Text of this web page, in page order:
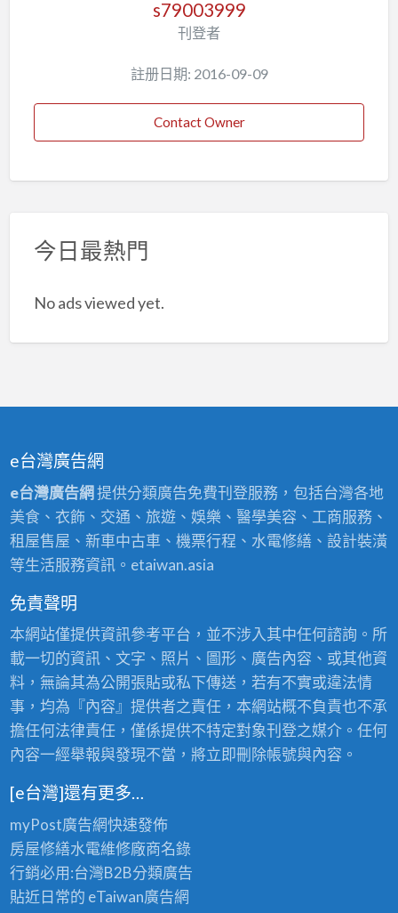
s79003999
刊登者
註册日期: 2016-09-09
Contact Owner
今日最熱門
No ads viewed yet.
e台灣廣告網
e台灣廣告網提供分類廣告免費刊登服務，包括台灣各地
美食、衣飾、交通、旅遊、娛樂、醫學美容、工商服務、
租屋售屋、新車中古車、機票行程、水電修繕、設計裝潢
等生活服務資訊。etaiwan.asia
免責聲明
本網站僅提供資訊參考平台，並不涉入其中任何諮詢。所
載一切的資訊、文字、照片、圖形、廣告內容、或其他資
料，無論其為公開張貼或私下傳送，若有不實或違法情
事，均為『內容』提供者之責任，本網站概不負責也不承
擔任何法律責任，僅係提供不特定對象刊登之媒介。任何
內容一經舉報與發現不當，將立即刪除帳號與內容。
[e台灣]還有更多…
myPost廣告網快速發佈
房屋修繕水電維修廠商名錄
行銷必用:台灣B2B分類廣告
貼近日常的 eTaiwan廣告網